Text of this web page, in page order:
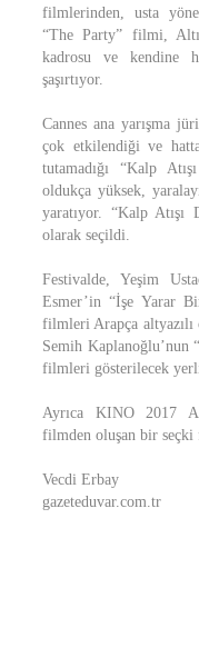
filmlerinden, usta
“The Party” filmi,
kadrosu ve kendine
şaşırtıyor.
Cannes ana yarışma
çok etkilendiği ve hatta
tutamadığı “Kalp
oldukça yüksek,
yaratıyor. “Kalp Atışı
olarak seçildi.
Festivalde, Yeşim
Esmer’in “İşe Yarar
filmleri Arapça altyazılı
Semih Kaplanoğlu’nun
filmleri gösterilecek
Ayrıca KINO 2017
filmden oluşan bir seçki
Vecdi Erbay
gazeteduvar.com.tr